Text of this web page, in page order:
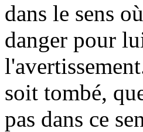
dans le sens
danger pour
soit tombé,
pas dans ce